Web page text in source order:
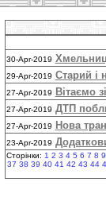
30-Apr-2019
29-Apr-2019 Старий і
27-Apr-2019 Вітаємо
27-Apr-2019 ДТП
27-Apr-2019 Нова
23-Apr-2019
Сторінки: 1 2 3 4 5 6 7 8 9
37 38 39 40 41 42 43 44